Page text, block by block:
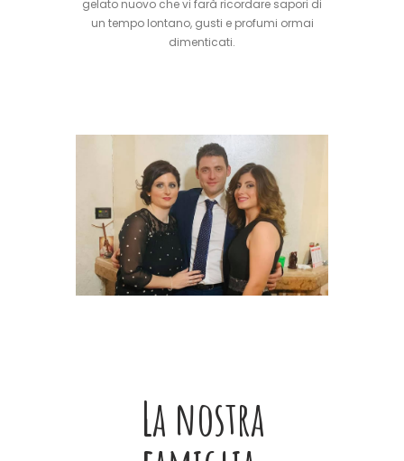
gelato nuovo che vi farà ricordare sapori di
un tempo lontano, gusti e profumi ormai
dimenticati.
La nostra